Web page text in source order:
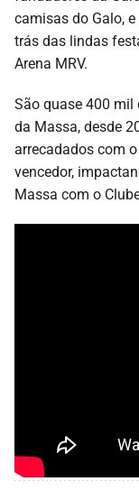
camisas do Galo,
trás das lindas
Arena MRV.
São quase 400
da Massa, desde
arrecadados com
vencedor,
Massa com o